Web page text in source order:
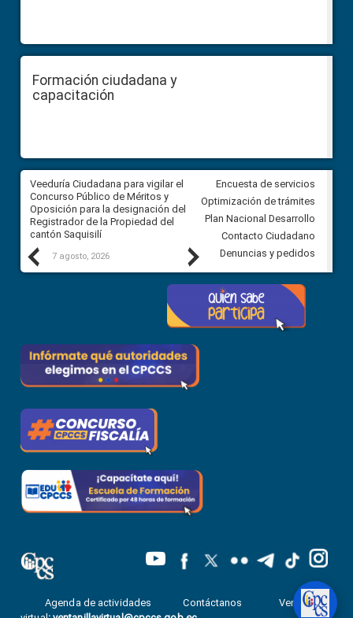
Formación ciudadana y
capacitación
Previous
Veeduría Ciudadana para vigilar el
Concurso Público de Méritos y
Oposición para la designación del
Registrador de la Propiedad del
cantón Saquisilí
7 agosto, 2026
Veeduría Ciudadana para
construcción del asfaltado de
Ballenita del cantón Santa
7 agosto, 2026
Next
Encuesta de servicios
Optimización de trámites
Plan Nacional Desarrollo
Contacto Ciudadano
Denuncias y pedidos
Agenda de actividades Contáctanos
Ventanilla